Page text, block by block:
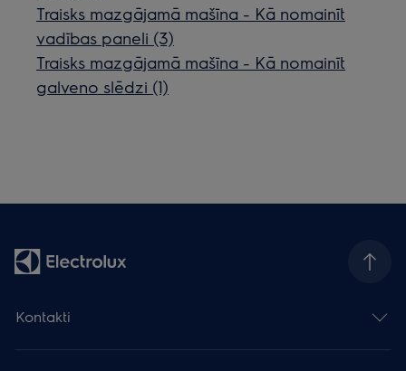
Traisks mazgājamā mašīna - Kā nomainīt
vadības paneli (3)
Traisks mazgājamā mašīna - Kā nomainīt
galveno slēdzi (1)
Kontakti